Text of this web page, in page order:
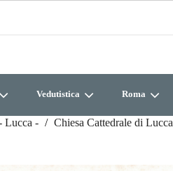
Vedutistica Roma
Lucca - Chiesa Cattedrale di Lucca